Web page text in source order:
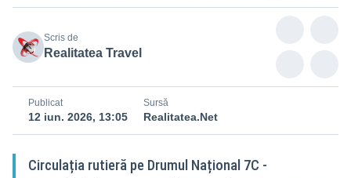
Scris de
Realitatea Travel
Publicat
12 iun. 2026, 13:05
Sursă
Realitatea.Net
Circulația rutieră pe Drumul Național 7C -